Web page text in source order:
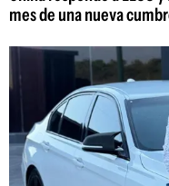
mes de una nueva